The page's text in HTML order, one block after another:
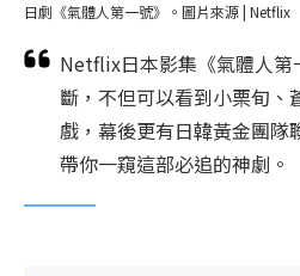
日劇《氣體人第一號》。圖片來源 | Netflix
Netflix日本影集《氣體人第
斷，不但可以看到小栗旬、
戲，幕後更有日韓黃金團隊
帶你一窺這部必追的神劇。